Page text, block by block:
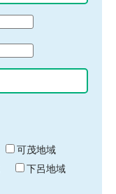
可茂地域
下呂地域